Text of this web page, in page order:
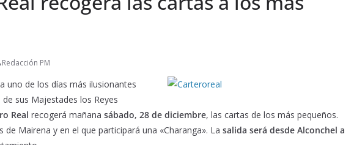
Redacción PM
uno de los días más ilusionantes
sus Majestades los Reyes
Real recogerá mañana sábado, 28 de diciembre, las cartas de los más pequeños.
de Mairena y en el que participará una «Charanga». La salida será desde Alconchel a